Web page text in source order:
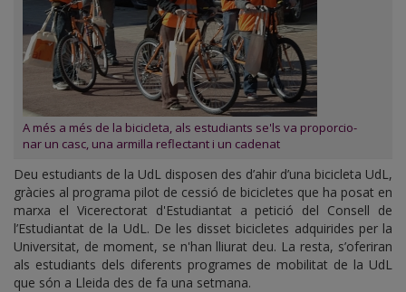
A més a més de la bicicleta, als estudiants se'ls va proporcio-
nar un casc, una armilla reflectant i un cadenat
Deu estudiants de la UdL disposen des d’ahir d’una bicicleta UdL,
gràcies al programa pilot de cessió de bicicletes que ha posat en
marxa el Vicerectorat d'Estudiantat a petició del Consell de
l’Estudiantat de la UdL. De les disset bicicletes adquirides per la
Universitat, de moment, se n'han lliurat deu. La resta, s’oferiran
als estudiants dels diferents programes de mobilitat de la UdL
que són a Lleida des de fa una setmana.